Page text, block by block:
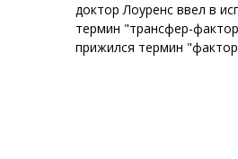
доктор Лоуренс ввел в
термин "трансфер-
прижился термин